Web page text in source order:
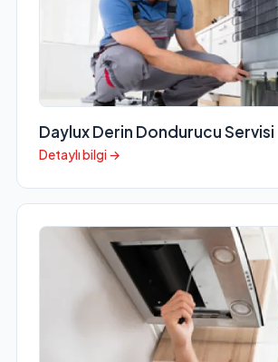
Daylux Derin Dondurucu Servisi
Detaylı bilgi →